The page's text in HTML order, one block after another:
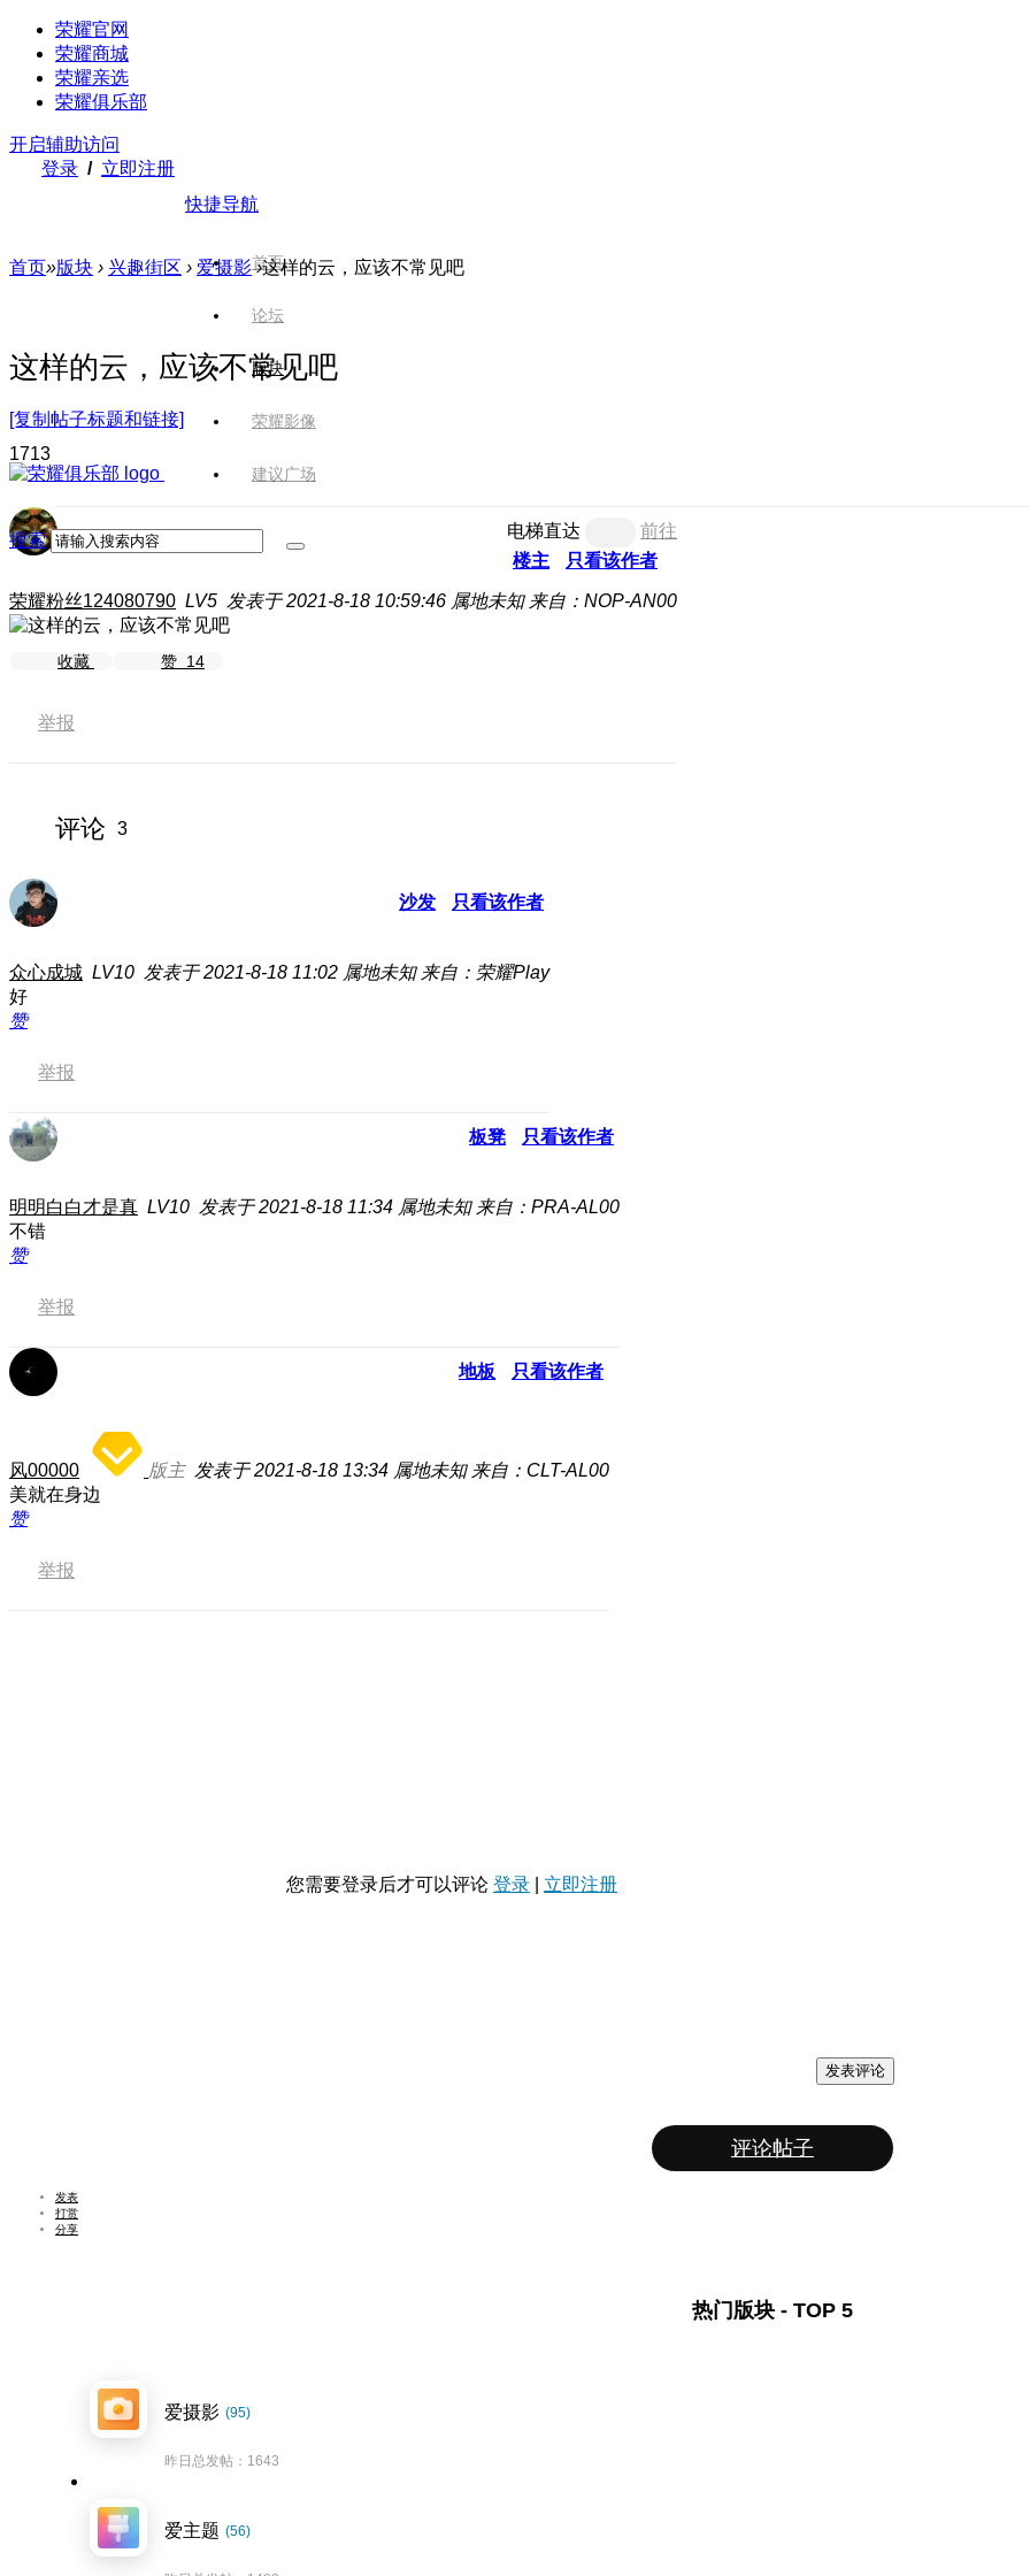
荣耀官网
荣耀商城
荣耀亲选
荣耀俱乐部
开启辅助访问
登录 / 立即注册
快捷导航
首页
论坛
版块
荣耀影像
建议广场
搜索
首页»版块 › 兴趣街区 › 爱摄影 ›这样的云，应该不常见吧
这样的云，应该不常见吧
[复制帖子标题和链接]
1713
电梯直达
前往
楼主
只看该作者
荣耀粉丝124080790 LV5 发表于 2021-8-18 10:59:46 属地未知 来自：NOP-AN00
收藏 赞 14
举报
评论 3
沙发 只看该作者
众心成城 LV10 发表于 2021-8-18 11:02 属地未知 来自：荣耀Play
好
赞
举报
板凳 只看该作者
明明白白才是真 LV10 发表于 2021-8-18 11:34 属地未知 来自：PRA-AL00
不错
赞
举报
地板 只看该作者
风00000 版主 发表于 2021-8-18 13:34 属地未知 来自：CLT-AL00
美就在身边
赞
举报
您需要登录后才可以评论 登录 立即注册
发表评论
评论帖子
发表
打赏
分享
热门版块 - TOP 5
爱摄影 (95)
昨日总发帖：1643
爱主题 (56)